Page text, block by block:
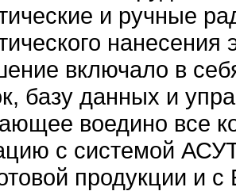
и ручные
нанесения
включало в
базу данных и
воедино все
с системой
продукции и